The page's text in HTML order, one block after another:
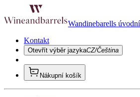
Wandinebarells
Kontakt
Otevřít výběr jazykaCZ/Čeština
Nákupní košík